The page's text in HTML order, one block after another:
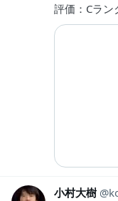
評価：Cラン
小村大樹